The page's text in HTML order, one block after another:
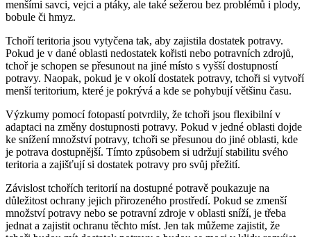
menšími savci, vejci a ptáky, ale také sežerou bez problémů i plody,
bobule či hmyz.
Tchoří teritoria jsou vytyčena tak, aby zajistila dostatek potravy.
Pokud je v dané oblasti nedostatek kořisti nebo potravních zdrojů,
tchoř je schopen se přesunout na jiné místo s vyšší dostupností
potravy. Naopak, pokud je v okolí dostatek potravy, tchoři si vytvoří
menší teritorium, které je pokrývá a kde se pohybují většinu času.
Výzkumy pomocí fotopastí potvrdily, že tchoři jsou flexibilní v
adaptaci na změny dostupnosti potravy. Pokud v jedné oblasti dojde
ke snížení množství potravy, tchoři se přesunou do jiné oblasti, kde
je potrava dostupnější. Tímto způsobem si udržují stabilitu svého
teritoria a zajišťují si dostatek potravy pro svůj přežití.
Závislost tchořích teritorií na dostupné potravě poukazuje na
důležitost ochrany jejich přirozeného prostředí. Pokud se zmenší
množství potravy nebo se potravní zdroje v oblasti sníží, je třeba
jednat a zajistit ochranu těchto míst. Jen tak můžeme zajistit, že